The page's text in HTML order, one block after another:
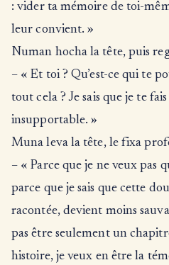
: vider ta mémoire de toi-
leur convient. »
Numan hocha la tête, puis
– « Et toi ? Qu’est-ce qui te
tout cela ? Je sais que je te
insupportable. »
Muna leva la tête, le fixa
– « Parce que je ne veux pas
parce que je sais que cette
racontée, devient moins
pas être seulement un
histoire, je veux en être la